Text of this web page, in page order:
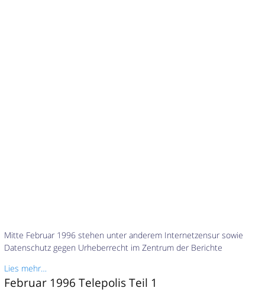
Mitte Februar 1996 stehen unter anderem Internetzensur sowie
Datenschutz gegen Urheberrecht im Zentrum der Berichte
Lies mehr…
Februar 1996 Telepolis Teil 1